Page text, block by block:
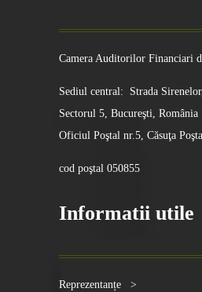
Camera Auditorilor Financiari
Sediul central: Strada
Sectorul 5, Bucureşti, România
Oficiul Poştal nr.5, Căsuţa
cod poştal 050855
Informatii utile
Reprezentanțe >